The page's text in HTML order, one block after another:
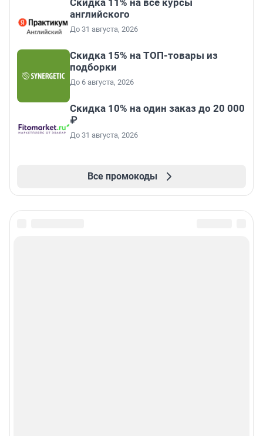
Скидка 11% на все курсы
английского
До 31 августа, 2026
Скидка 15% на ТОП-товары из
подборки
До 6 августа, 2026
Скидка 10% на один заказ до 20 000
₽
До 31 августа, 2026
Все промокоды